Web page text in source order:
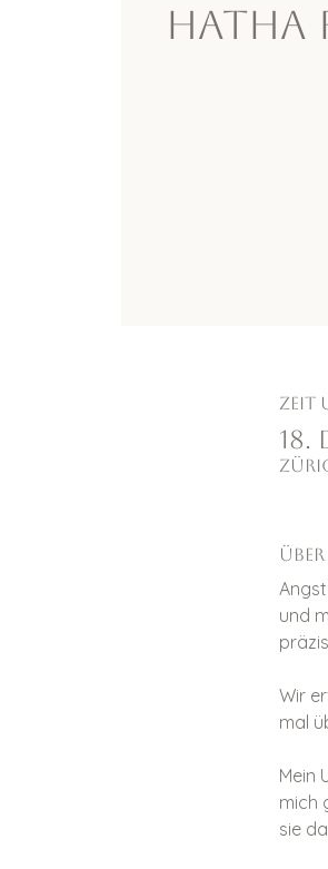
Hatha
Zeit
18.
und
Wir
mal
Mein
mich
sie